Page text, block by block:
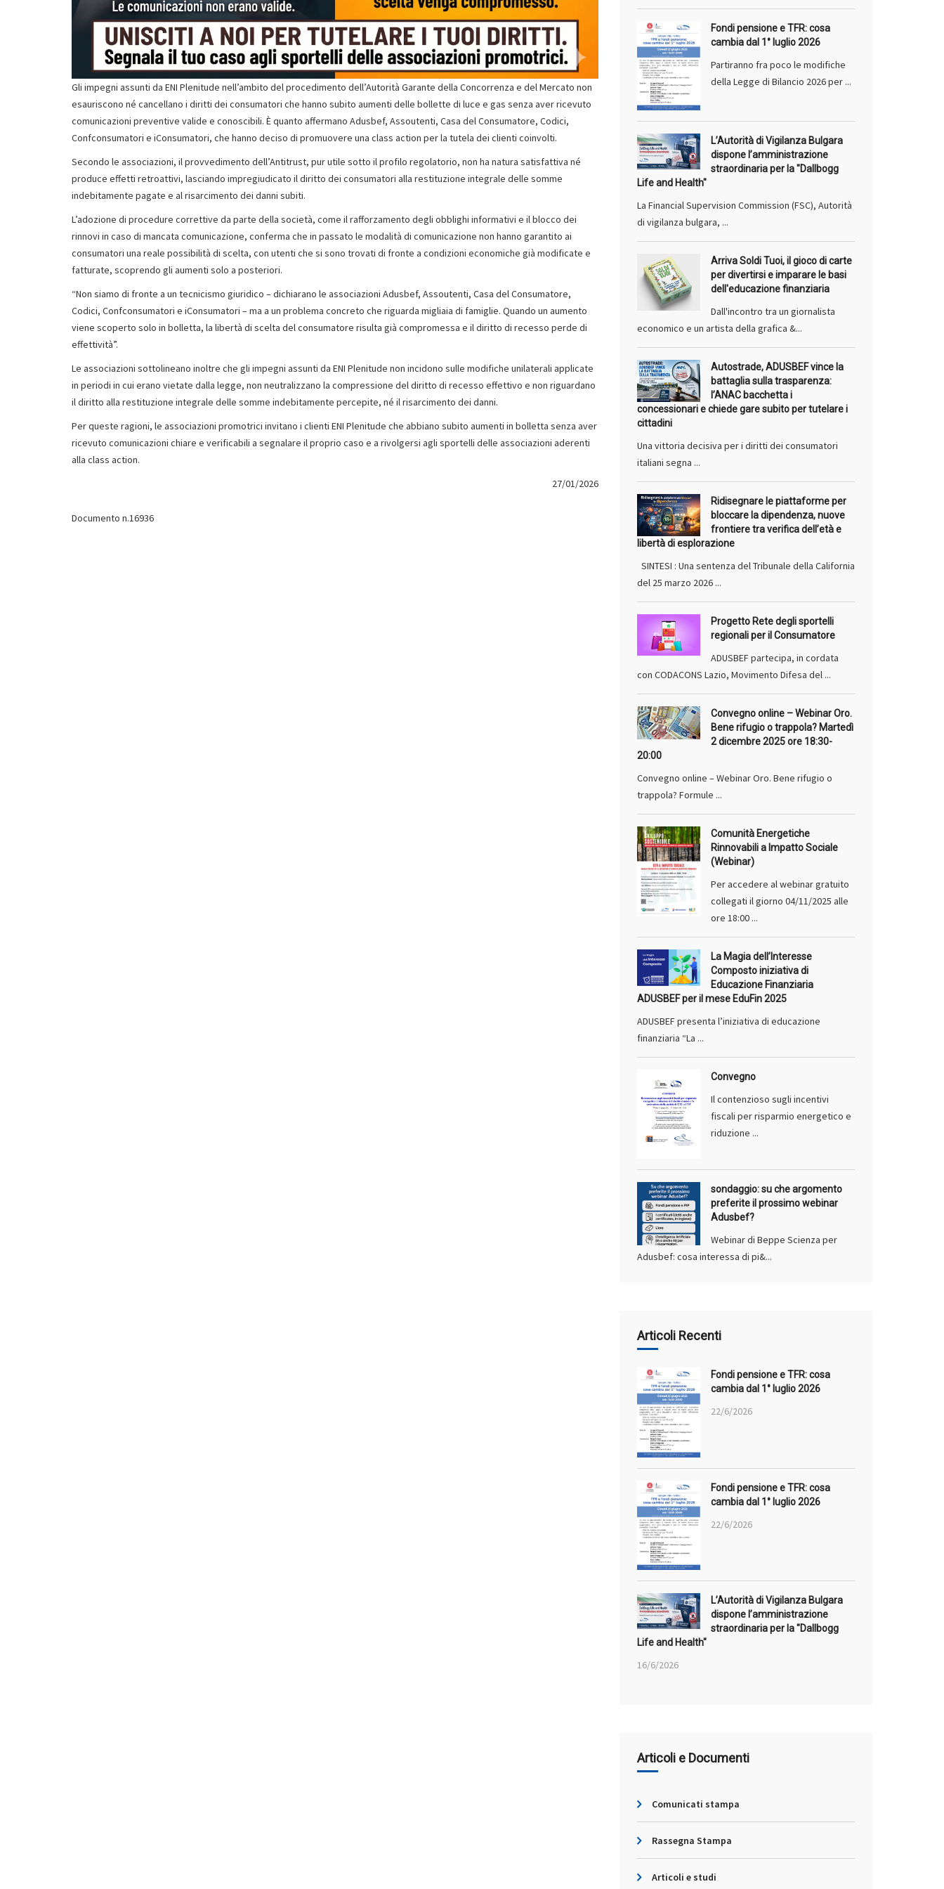
Gli impegni assunti da ENI Plenitude nell’ambito del procedimento dell’Autorità Garante della Concorrenza e del Mercato non
esauriscono né cancellano i diritti dei consumatori che hanno subito aumenti delle bollette di luce e gas senza aver ricevuto
comunicazioni preventive valide e conoscibili. È quanto affermano Adusbef, Assoutenti, Casa del Consumatore, Codici,
Confconsumatori e iConsumatori, che hanno deciso di promuovere una class action per la tutela dei clienti coinvolti.
Secondo le associazioni, il provvedimento dell’Antitrust, pur utile sotto il profilo regolatorio, non ha natura satisfattiva né
produce effetti retroattivi, lasciando impregiudicato il diritto dei consumatori alla restituzione integrale delle somme
indebitamente pagate e al risarcimento dei danni subiti.
L’adozione di procedure correttive da parte della società, come il rafforzamento degli obblighi informativi e il blocco dei
rinnovi in caso di mancata comunicazione, conferma che in passato le modalità di comunicazione non hanno garantito ai
consumatori una reale possibilità di scelta, con utenti che si sono trovati di fronte a condizioni economiche già modificate e
fatturate, scoprendo gli aumenti solo a posteriori.
“Non siamo di fronte a un tecnicismo giuridico – dichiarano le associazioni Adusbef, Assoutenti, Casa del Consumatore,
Codici, Confconsumatori e iConsumatori – ma a un problema concreto che riguarda migliaia di famiglie. Quando un aumento
viene scoperto solo in bolletta, la libertà di scelta del consumatore risulta già compromessa e il diritto di recesso perde di
effettività”.
Le associazioni sottolineano inoltre che gli impegni assunti da ENI Plenitude non incidono sulle modifiche unilaterali applicate
in periodi in cui erano vietate dalla legge, non neutralizzano la compressione del diritto di recesso effettivo e non riguardano
il diritto alla restituzione integrale delle somme indebitamente percepite, né il risarcimento dei danni.
Per queste ragioni, le associazioni promotrici invitano i clienti ENI Plenitude che abbiano subito aumenti in bolletta senza aver
ricevuto comunicazioni chiare e verificabili a segnalare il proprio caso e a rivolgersi agli sportelli delle associazioni aderenti
alla class action.
27/01/2026
Documento n.16936
Fondi pensione e TFR: cosa
cambia dal 1° luglio 2026
Partiranno fra poco le modifiche
della Legge di Bilancio 2026 per ...
L’Autorità di Vigilanza Bulgara
dispone l’amministrazione
straordinaria per la "Dallbogg
Life and Health"
La Financial Supervision Commission (FSC), Autorità
di vigilanza bulgara, ...
Arriva Soldi Tuoi, il gioco di carte
per divertirsi e imparare le basi
dell'educazione finanziaria
Dall'incontro tra un giornalista
economico e un artista della grafica &...
Autostrade, ADUSBEF vince la
battaglia sulla trasparenza:
l’ANAC bacchetta i
concessionari e chiede gare subito per tutelare i
cittadini
Una vittoria decisiva per i diritti dei consumatori
italiani segna ...
Ridisegnare le piattaforme per
bloccare la dipendenza, nuove
frontiere tra verifica dell’età e
libertà di esplorazione
SINTESI : Una sentenza del Tribunale della California
del 25 marzo 2026 ...
Progetto Rete degli sportelli
regionali per il Consumatore
ADUSBEF partecipa, in cordata
con CODACONS Lazio, Movimento Difesa del ...
Convegno online – Webinar Oro.
Bene rifugio o trappola? Martedì
2 dicembre 2025 ore 18:30-
20:00
Convegno online – Webinar Oro. Bene rifugio o
trappola? Formule ...
Comunità Energetiche
Rinnovabili a Impatto Sociale
(Webinar)
Per accedere al webinar gratuito
collegati il giorno 04/11/2025 alle
ore 18:00 ...
La Magia dell’Interesse
Composto iniziativa di
Educazione Finanziaria
ADUSBEF per il mese EduFin 2025
ADUSBEF presenta l’iniziativa di educazione
finanziaria “La ...
Convegno
Il contenzioso sugli incentivi
fiscali per risparmio energetico e
riduzione ...
sondaggio: su che argomento
preferite il prossimo webinar
Adusbef?
Webinar di Beppe Scienza per
Adusbef: cosa interessa di pi&...
Articoli Recenti
Fondi pensione e TFR: cosa
cambia dal 1° luglio 2026
22/6/2026
Fondi pensione e TFR: cosa
cambia dal 1° luglio 2026
22/6/2026
L’Autorità di Vigilanza Bulgara
dispone l’amministrazione
straordinaria per la "Dallbogg
Life and Health"
16/6/2026
Articoli e Documenti
Comunicati stampa
Rassegna Stampa
Articoli e studi